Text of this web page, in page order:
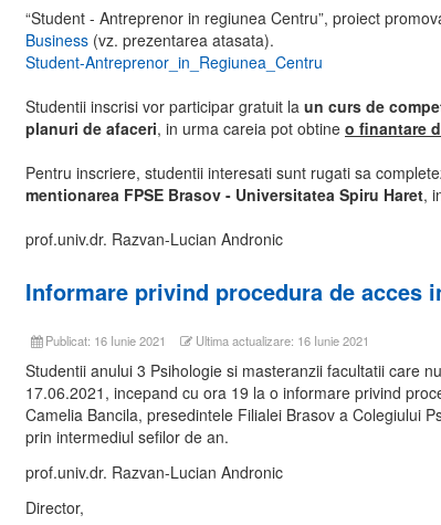
“Student - Antreprenor in regiunea Centru”, proiect
Business (vz. prezentarea atasata).
Student-Antreprenor_in_Regiunea_Centru
Studentii inscrisi vor participar gratuit la un curs de
planuri de afaceri, in urma careia pot obtine o finantare
Pentru inscriere, studentii interesati sunt rugati sa
mentionarea FPSE Brasov - Universitatea Spiru Haret,
prof.univ.dr. Razvan-Lucian Andronic
Informare privind procedura de acces
Publicat: 16 Iunie 2021 Ultima actualizare: 16 Iunie 2021
Studentii anului 3 Psihologie si masteranzii facultatii care
17.06.2021, incepand cu ora 19 la o informare privind
Camelia Bancila, presedintele Filialei Brasov a Colegiului
prin intermediul sefilor de an.
prof.univ.dr. Razvan-Lucian Andronic
Director,